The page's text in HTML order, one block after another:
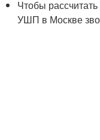
Чтобы
УШП в Москве